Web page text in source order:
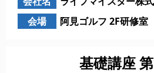
会場
阿見ゴルフ 2F研修室
基礎講座